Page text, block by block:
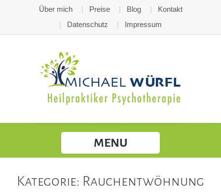
Über mich Preise Blog
Kontakt
Datenschutz
Impressum
MENU
Kategorie: Rauchentwöhnung